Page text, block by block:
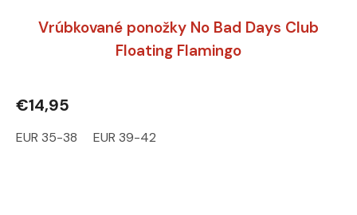
Vrúbkované ponožky No Bad Days Club
Floating Flamingo
€14,95
EUR 35-38 EUR 39-42